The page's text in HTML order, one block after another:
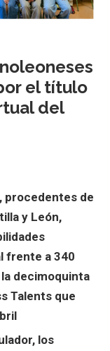
el título
del
procedentes de
y León,
frente a 340
decimoquinta
Talents que
los